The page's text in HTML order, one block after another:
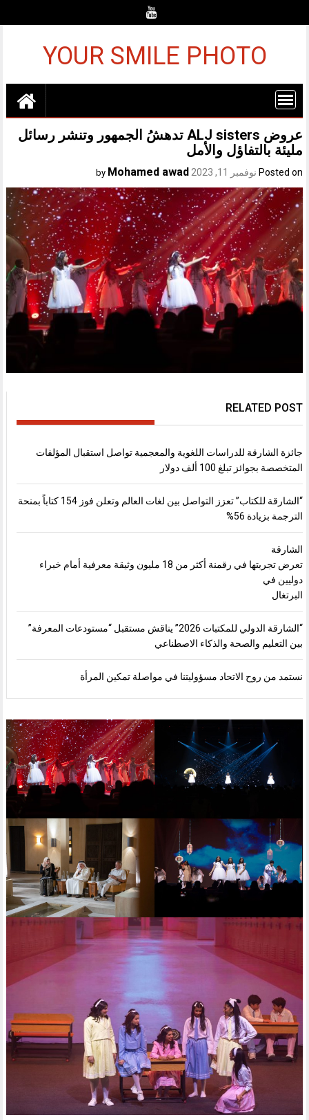
YOUR SMILE PHOTO
عروض ALJ sisters تدهشُ الجمهور وتنشر رسائل
مليئة بالتفاؤل والأمل
Posted on نوفمبر 11, 2023 Mohamed awad
RELATED POST
جائزة الشارقة للدراسات اللغوية والمعجمية تواصل استقبال المؤلفات
المتخصصة بجوائز تبلغ 100 ألف دولار
“الشارقة للكتاب” تعزز التواصل بين لغات العالم وتعلن فوز 154 كتاباً بمنحة
الترجمة بزيادة 56%
الشارقة
تعرض تجربتها في رقمنة أكثر من 18 مليون وثيقة معرفية أمام خبراء
دوليين في
البرتغال
“الشارقة الدولي للمكتبات 2026” يناقش مستقبل “مستودعات المعرفة”
بين التعليم والصحة والذكاء الاصطناعي
نستمد من روح الاتحاد مسؤوليتنا في مواصلة تمكين المرأة